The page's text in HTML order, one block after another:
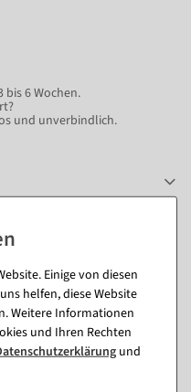
bis 6 Wochen.
und unverbindlich.
Produkt
Einige von diesen
helfen, diese Website
Weitere Informationen
und Ihren Rechten
und